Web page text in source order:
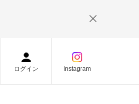
ログイン Instagram